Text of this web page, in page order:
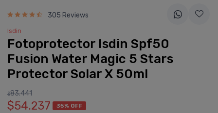
305 Reviews
Isdin
Fotoprotector Isdin Spf50
Fusion Water Magic 5 Stars
Protector Solar X 50ml
$83.441
$54.237 35% OFF